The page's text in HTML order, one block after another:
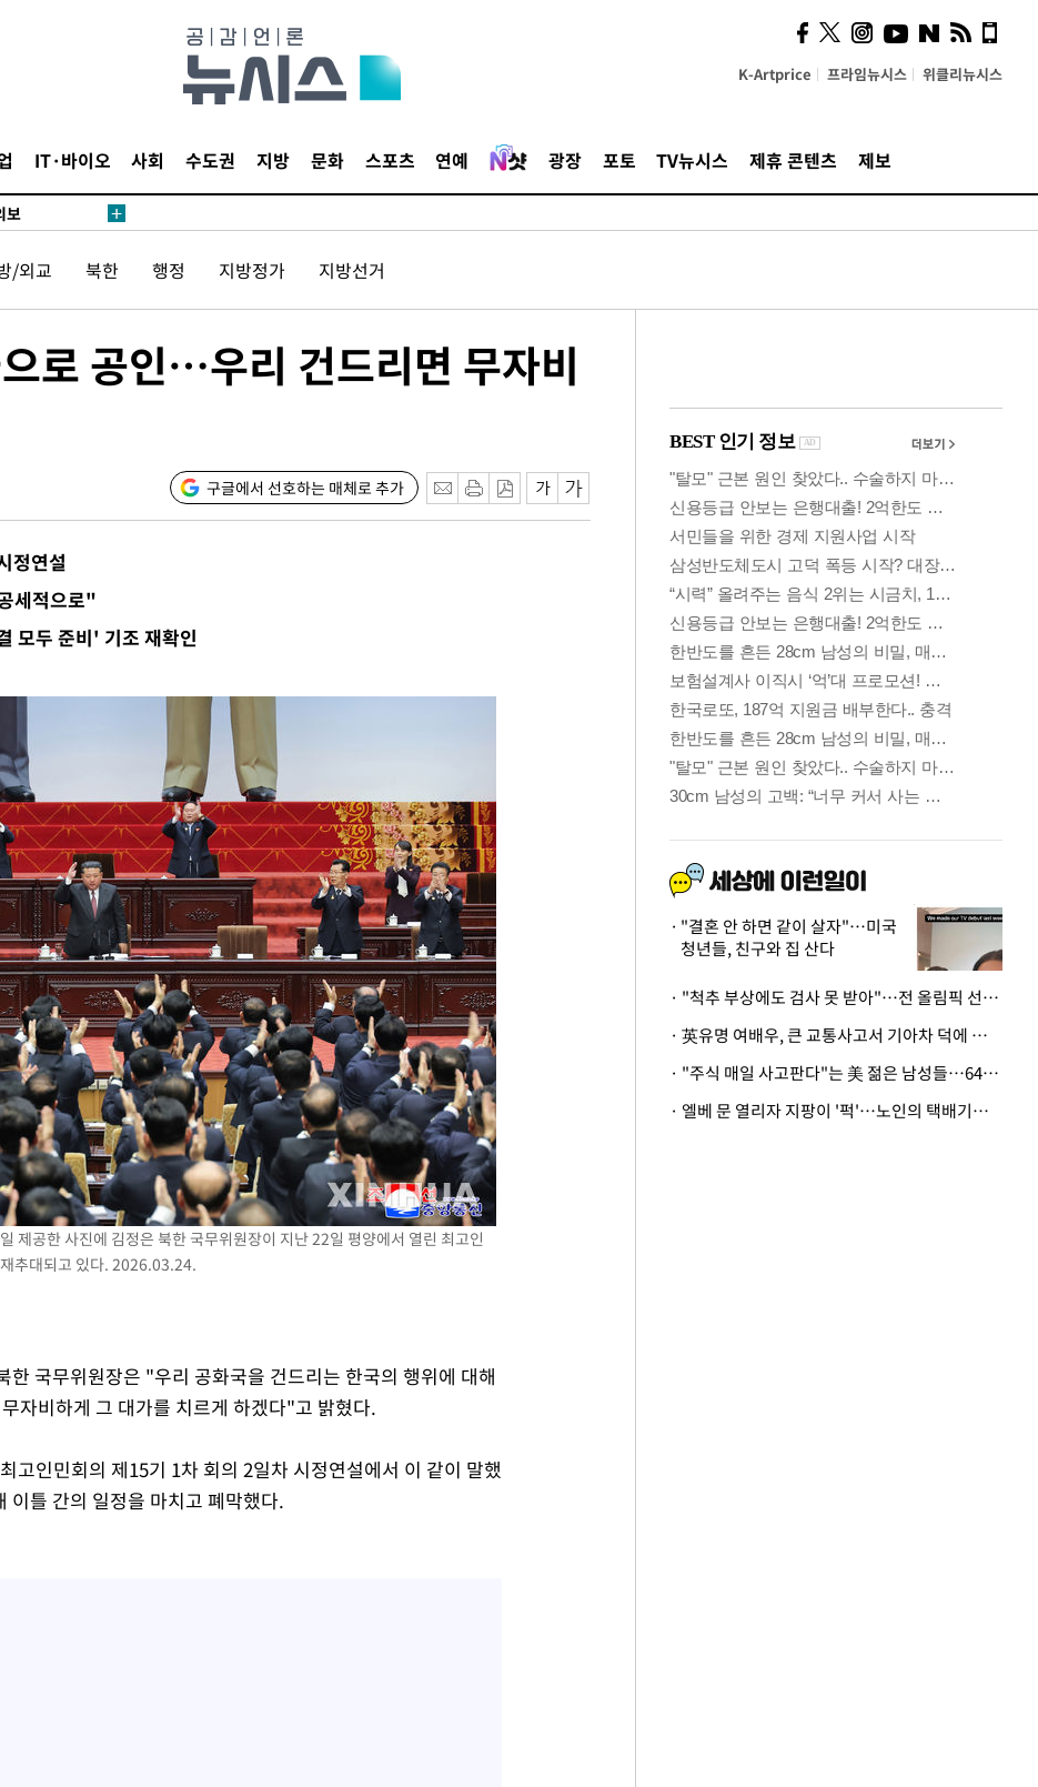
K-Artprice 프라임뉴시스 위클리뉴시스
IT·바이오 사회 수도권 지방 문화 스포츠 연예 광장 포토 TV뉴시스 제휴 콘텐츠 제보
鄭 42.08%·
해 뛸 것"
일날씨]
원해 아틀레
보
속[다음주
드려 죄송"
"
로 1위… 정청
위해 뛸 것"
리
일날씨]
원해 아틀레
보
견
계속[다음주
삼겠다"
겨드려 죄송"
/외교 북한 행정 지방정가 지방선거
로 공인…우리 건드리면 무자비
구글에서 선호하는 매체로 추가
정연설
세적으로"
모두 준비' 기조 재확인
제공한 사진에 김정은 북한 국무위원장이 지난 22일 평양에서 열린 최고인
추대되고 있다. 2026.03.24.
국무위원장은 "우리 공화국을 건드리는 한국의 행위에 대해
자비하게 그 대가를 치르게 하겠다"고 밝혔다.
고인민회의 제15기 1차 회의 2일차 시정연설에서 이 같이 말했
이틀 간의 일정을 마치고 폐막했다.
사이 해답 찾았죠"…알을
깨고 나온 '초자아'
"결혼 안 하면 같이 살자"…미국
청년들, 친구와 집 산다
· "척추 부상에도 검사 못 받아"…전 올림픽 선수, 美봅슬레이협회 상대 소송
· 英유명 여배우, 큰 교통사고서 기아차 덕에 살았다
· "주식 매일 사고판다"는 美 젊은 남성들…64%가 "나는 인생의 패배자“
· 엘베 문 열리자 지팡이 '퍽'…노인의 택배기사 폭행 이유